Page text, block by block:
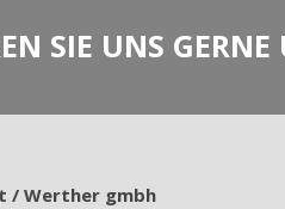
SIE UNS GERNE
/Werther gmbh